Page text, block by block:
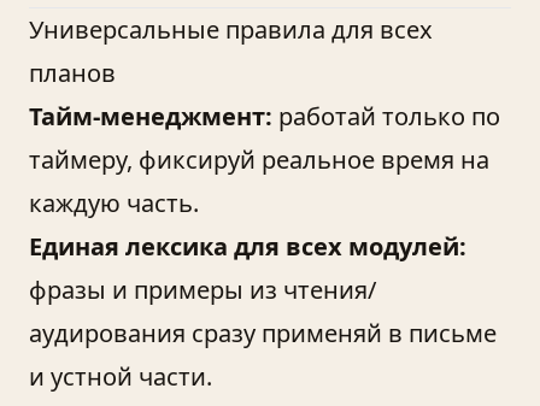
Универсальные правила для всех
планов
Тайм-менеджмент: работай только по
таймеру, фиксируй реальное время на
каждую часть.
Единая лексика для всех модулей:
фразы и примеры из чтения/
аудирования сразу применяй в письме
и устной части.